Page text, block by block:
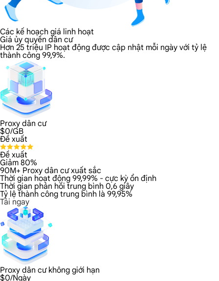
Các kế hoạch giá linh hoạt
Giá ủy quyền dân cư
Hơn 25 triệu IP hoạt động được cập nhật mỗi ngày với tỷ lệ
thành công 99,9%.
Proxy dân cư
$0/GB
Đề xuất
Đề xuất
Giảm 80%
90M+ Proxy dân cư xuất sắc
Thời gian hoạt động 99,99% - cực kỳ ổn định
Thời gian phản hồi trung bình 0,6 giây
Tỷ lệ thành công trung bình là 99,95%
Tải ngay
Proxy dân cư không giới hạn
$0/Ngày